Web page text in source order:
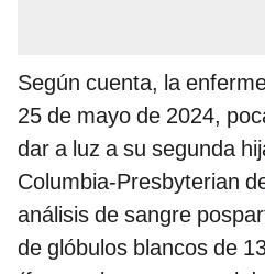
Según cuenta, la
25 de mayo de 2024,
dar a luz a su segunda
Columbia-Presbyterian
análisis de sangre
de glóbulos blancos de